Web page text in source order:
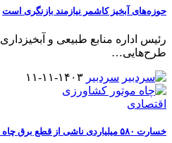
حوزه‌های آبخیز کاشمر نیازمند بازنگری است
رئیس اداره منابع طبیعی و
طرح‌هایی…
سردبیر ۱۴۰۳-۱۱-۱۱
اقتصادی
خسارت ۵۸۰ میلیاردی ناشی از قطع برق چاه موتورهای کشاورزی در کاشمر